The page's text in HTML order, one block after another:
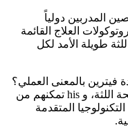
المدربين دولياً
العلاج القائمة
طويلة الأمد لكل
بالمعنى العملي؟
إنها تجربة سريرية تغير فهم المرضى لصحة اللثة، و his تمكنهم من
المتقدمة